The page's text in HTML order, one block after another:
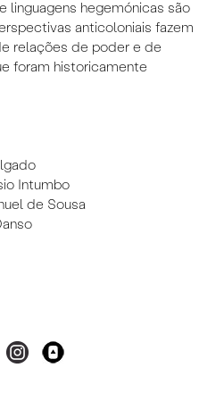
linguagens hegemónicas são
anticoloniais fazem
relações de poder e de
foram historicamente
Intumbo
de Sousa